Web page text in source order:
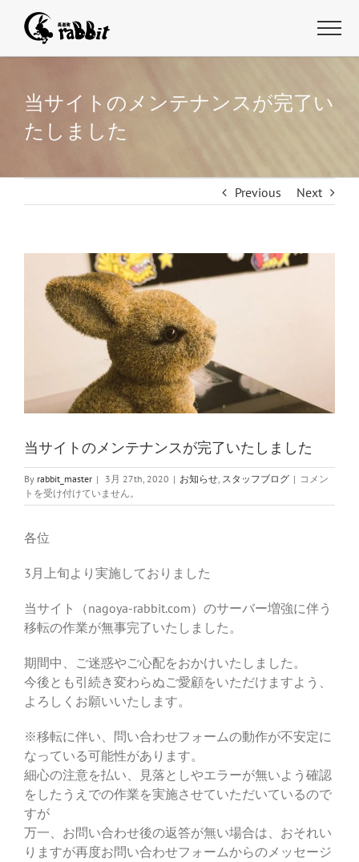
当サイトのメンテナンスが完了い
たしました
Previous Next
当サイトのメンテナンスが完了いたしました
By rabbit_master | 3月 27th, 2020 | お知らせ, スタッフブログ | 当
イ
ン
い
し
コメン
トを受け付けていません。
各位
3月上旬より実施しておりました
当サイト（nagoya-rabbit.com）のサーバー増強に伴う
移転の作業が無事完了いたしました。
期間中、ご迷惑やご心配をおかけいたしました。
今後とも引続き変わらぬご愛顧をいただけますよう、
よろしくお願いいたします。
※移転に伴い、問い合わせフォームの動作が不安定に
なっている可能性があります。
細心の注意を払い、見落としやエラーが無いよう確認
をしたうえでの作業を実施させていただいているので
すが
万一、お問い合わせ後の返答が無い場合は、おそれい
りますが再度お問い合わせフォームからのメッセージ